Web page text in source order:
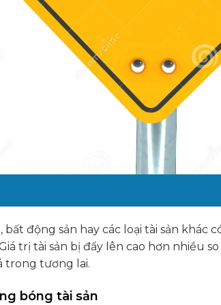
động sản hay các loại tài sản khác
trị tài sản bị đẩy lên cao hơn nhiều
trong tương lai.
bóng tài sản